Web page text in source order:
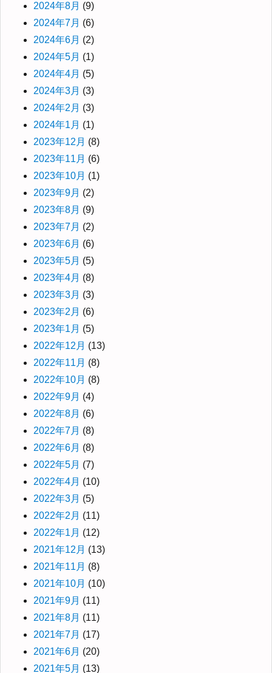
2024年8月 (9)
2024年7月 (6)
2024年6月 (2)
2024年5月 (1)
2024年4月 (5)
2024年3月 (3)
2024年2月 (3)
2024年1月 (1)
2023年12月 (8)
2023年11月 (6)
2023年10月 (1)
2023年9月 (2)
2023年8月 (9)
2023年7月 (2)
2023年6月 (6)
2023年5月 (5)
2023年4月 (8)
2023年3月 (3)
2023年2月 (6)
2023年1月 (5)
2022年12月 (13)
2022年11月 (8)
2022年10月 (8)
2022年9月 (4)
2022年8月 (6)
2022年7月 (8)
2022年6月 (8)
2022年5月 (7)
2022年4月 (10)
2022年3月 (5)
2022年2月 (11)
2022年1月 (12)
2021年12月 (13)
2021年11月 (8)
2021年10月 (10)
2021年9月 (11)
2021年8月 (11)
2021年7月 (17)
2021年6月 (20)
2021年5月 (13)